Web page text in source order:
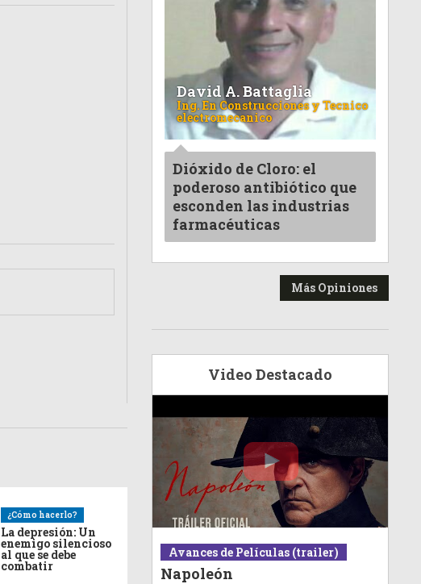
¿Cómo hacerlo?
La depresión: Un
enemigo silencioso
al que se debe
combatir
David A. Battaglia
Ing. En Construcciones y Tecnico
electromecanico
Dióxido de Cloro: el
poderoso antibiótico que
esconden las industrias
farmacéuticas
Más Opiniones
Video Destacado
Avances de Películas (trailer)
Napoleón